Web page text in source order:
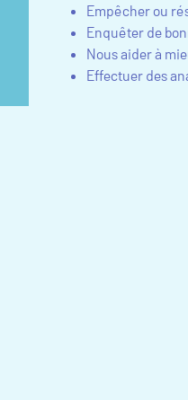
Empêcher ou
Enquêter de
Nous aider à
Effectuer des